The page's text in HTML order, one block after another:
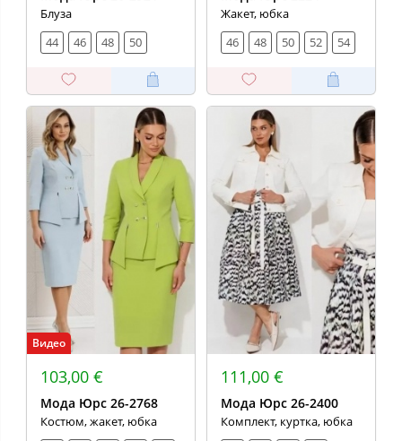
Блуза
44
46 48 50
Жакет, юбка
46
48 50 52 54
Видео
103,00 €
Мода Юрс 26-2768
Костюм, жакет, юбка
111,00 €
Мода Юрс 26-2400
Комплект, куртка, юбка